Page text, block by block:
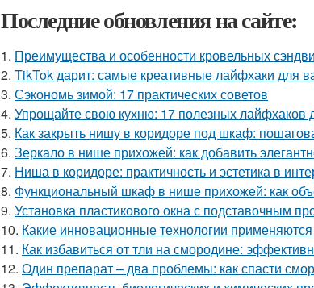
Последние обновления на сайте:
1. Преимущества и особенности кровельных
2. TikTok дарит: самые креативные лайфхаки для
3. Сэкономь зимой: 17 практических советов
4. Упрощайте свою кухню: 17 полезных
5. Как закрыть нишу в коридоре под шкаф:
6. Зеркало в нише прихожей: как добавить
7. Ниша в коридоре: практичность и эстетика в
8. Функциональный шкаф в нише прихожей: как
9. Установка пластикового окна с подставочным
10. Какие инновационные технологии применяются
11. Как избавиться от тли на смородине:
12. Один препарат – два проблемы: как спасти